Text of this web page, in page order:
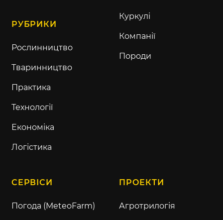
РУБРИКИ
Рослинництво
Тваринництво
Практика
Технології
Економіка
Логістика
Куркулі
Компанії
Породи
СЕРВІСИ
Погода (MeteoFarm)
ПРОЕКТИ
Агротрилогія